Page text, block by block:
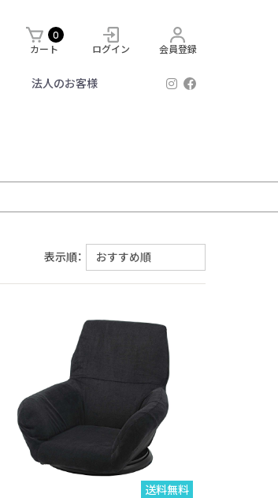
0
カート ログイン 会員登録
法人のお客様
表示順：
送料無料